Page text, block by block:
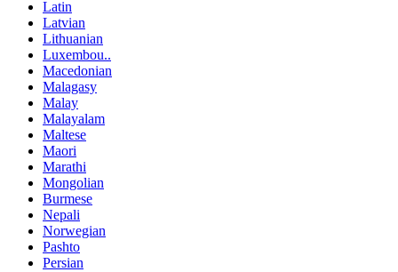
Latin
Latvian
Lithuanian
Luxembou..
Macedonian
Malagasy
Malay
Malayalam
Maltese
Maori
Marathi
Mongolian
Burmese
Nepali
Norwegian
Pashto
Persian